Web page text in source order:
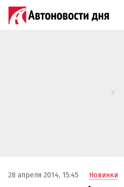
28 апреля 2014, 15:45 Новинки